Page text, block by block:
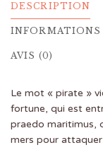
DESCRIPTION
INFORMATIONS
AVIS (0)
Le mot « pirate »
fortune, qui est
praedo maritimus,
mers pour